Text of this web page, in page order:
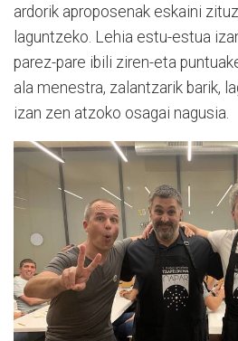
ardorik aproposenak eskaini
laguntzeko. Lehia estu-estua
parez-pare ibili ziren-eta
ala menestra, zalantzarik barik,
izan zen atzoko osagai nagusia.